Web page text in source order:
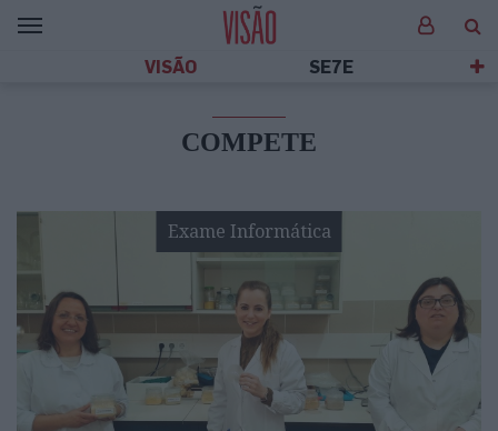
VISÃO SE7E
COMPETE
Exame Informática